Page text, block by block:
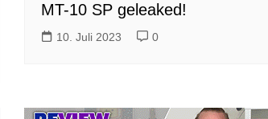
MT-10 SP geleaked!
10. Juli 2023 0